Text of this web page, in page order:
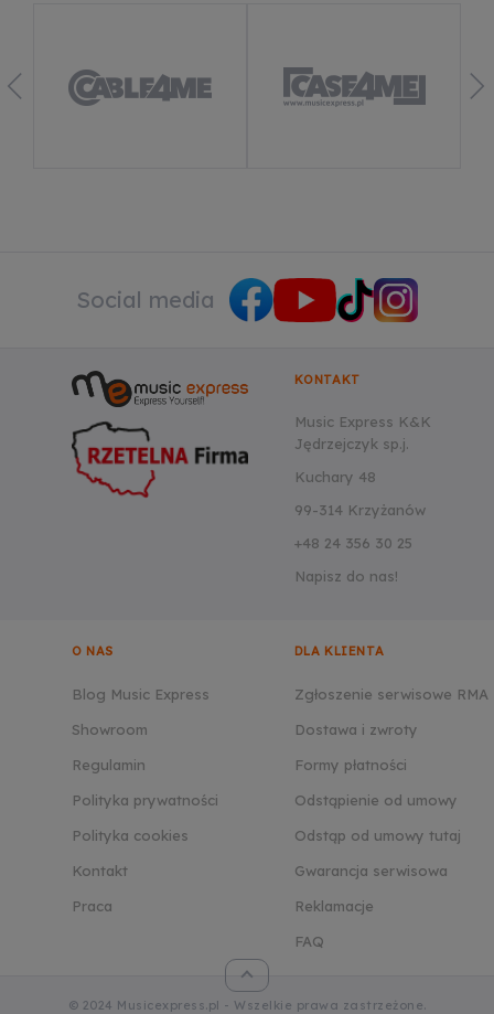
Social media
KONTAKT
Music Express K&K
Jędrzejczyk sp.j.
Kuchary 48
99-314 Krzyżanów
+48 24 356 30 25
Napisz do nas!
O NAS
Blog Music Express
Showroom
Regulamin
Polityka prywatności
Polityka cookies
Kontakt
Praca
DLA KLIENTA
Zgłoszenie serwisowe RMA
Dostawa i zwroty
Formy płatności
Odstąpienie od umowy
Odstąp od umowy tutaj
Gwarancja serwisowa
Reklamacje
FAQ
© 2024 Musicexpress.pl - Wszelkie prawa zastrzeżone.